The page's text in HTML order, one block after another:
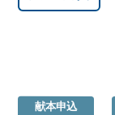
献本申込